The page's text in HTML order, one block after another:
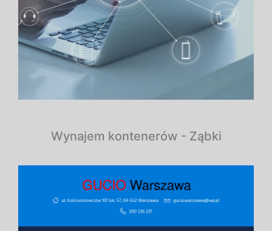
Wynajem kontenerów - Ząbki